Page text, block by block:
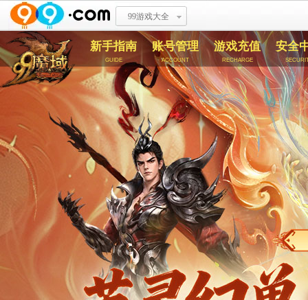
99游戏大全
新手指南
guide
账号管理
account
游戏充值
recharge
安全